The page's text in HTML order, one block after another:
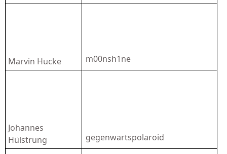
Marvin Hucke m00nsh1ne
Johannes
Hülstrung
gegenwartspolaroid